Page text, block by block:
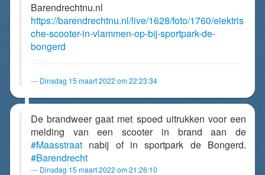
Barendrechtnu.nl
https://barendrechtnu.nl/live/1628/foto/1760/elektris
che-scooter-in-vlammen-op-bij-sportpark-de-
bongerd
Dinsdag 15 maart 2022 om 22:23:34
De brandweer gaat met spoed uitrukken voor een
melding van een scooter in brand aan de
#Maasstraat nabij of in sportpark de Bongerd.
#Barendrecht
Dinsdag 15 maart 2022 om 21:26:10